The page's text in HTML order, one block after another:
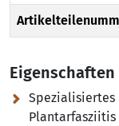
Eigenschaften
Spezialisiertes
Plantarfasziitis